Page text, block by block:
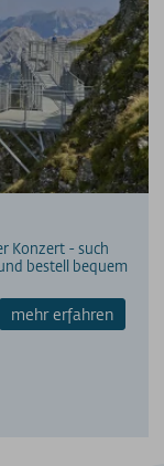
Konzert - such
bestell bequem
mehr erfahren